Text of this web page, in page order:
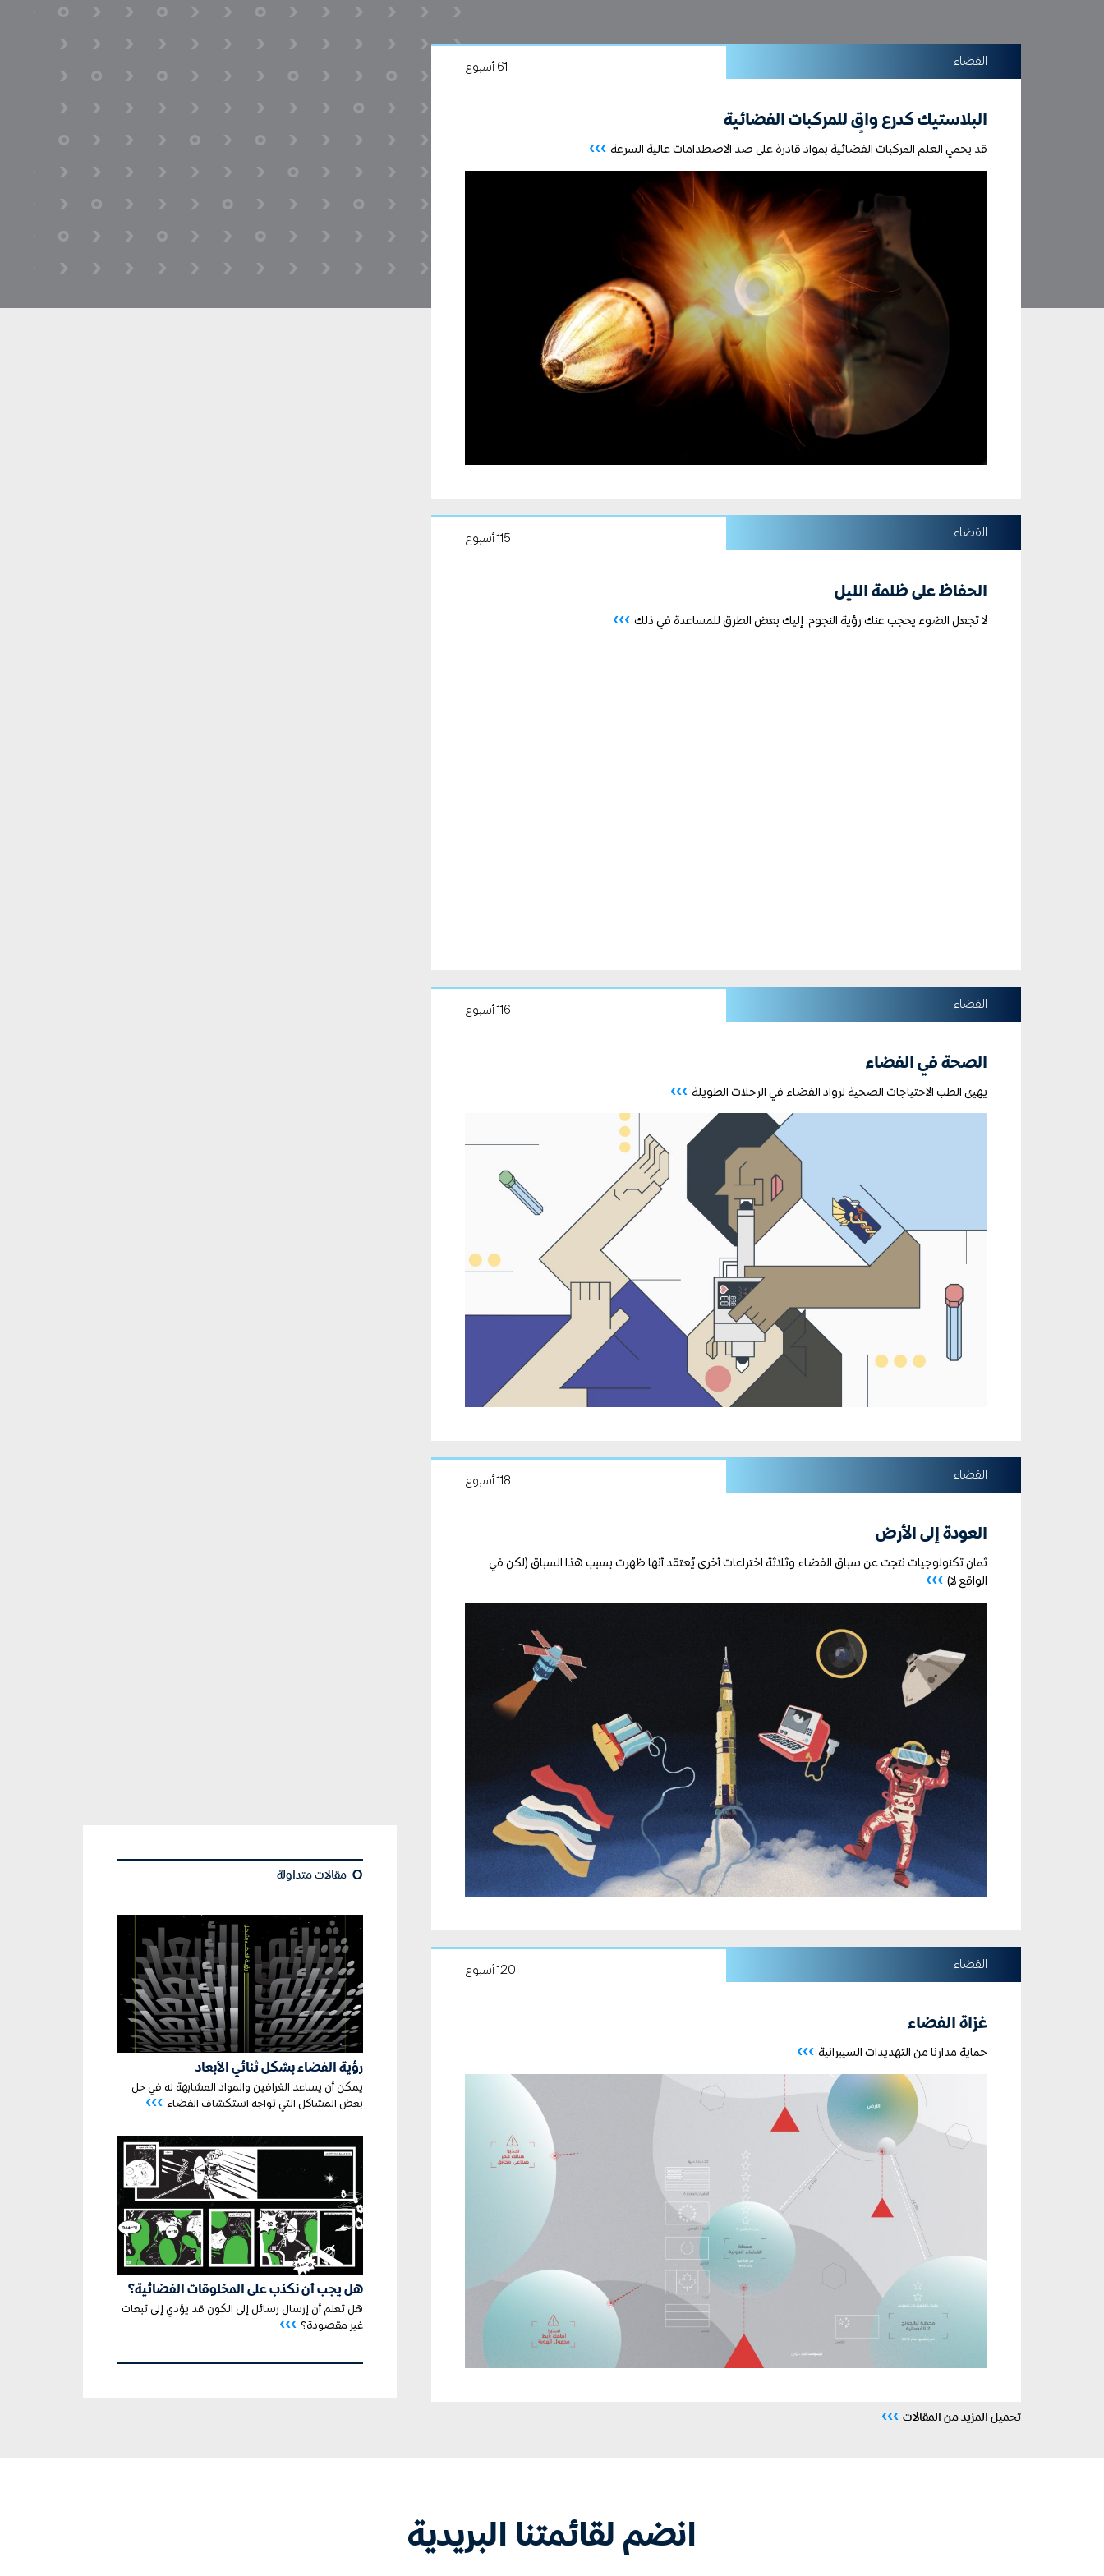
الفضاء 61 أسبوع
البلاستيك كدرع واقٍ للمركبات الفضائية
قد يحمي العلم المركبات الفضائية بمواد قادرة على صد الاصطدامات عالية السرعة ›››
الفضاء 115 أسبوع
الحفاظ على ظلمة الليل
لا تجعل الضوء يحجب عنك رؤية النجوم، إليك بعض الطرق للمساعدة في ذلك ›››
الفضاء 116 أسبوع
الصحة في الفضاء
يهيئ الطب الاحتياجات الصحية لرواد الفضاء في الرحلات الطويلة ›››
الفضاء 118 أسبوع
العودة إلى الأرض
ثمان تكنولوجيات نتجت عن سباق الفضاء وثلاثة اختراعات أخرى يُعتقد أنها ظهرت بسبب هذا السباق (لكن في
الواقع لا) ›››
الفضاء 120 أسبوع
غزاة الفضاء
حماية مدارنا من التهديدات السيبرانية ›››
تحميل المزيد من المقالات ›››
¢ مقالات متداولة
رؤية الفضاء بشكل ثنائي الأبعاد
يمكن أن يساعد الغرافين والمواد المشابهة له في حل
بعض المشاكل التي تواجه استكشاف الفضاء ›››
هل يجب أن نكذب على المخلوقات الفضائية؟
هل تعلم أن إرسال رسائل إلى الكون قد يؤدي إلى تبعات
غير مقصودة؟ ›››
انضم لقائمتنا البريدية